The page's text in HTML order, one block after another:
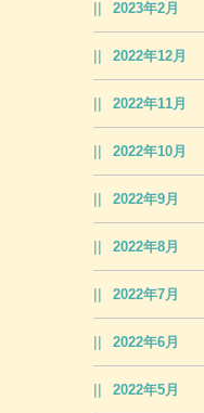
2023年2月
2022年12月
2022年11月
2022年10月
2022年9月
2022年8月
2022年7月
2022年6月
2022年5月